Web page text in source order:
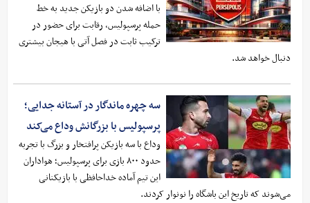
با اضافه شدن دو بازیکن جدید به خط
حمله پرسپولیس، رقابت برای حضور در
ترکیب ثابت در فصل آتی با هیجان بیشتری
دنبال خواهد شد.
سه چهره ماندگار در آستانه جدایی؛
پرسپولیس با بزرگانش وداع می‌کند
وداع با سه بازیکن پرافتخار و بزرگ با تجربه
حدود ۸۰۰ بازی برای پرسپولیس؛ هواداران
این تیم آماده خداحافظی با بازیکنانی
می‌شوند که تاریخ این باشگاه را نونوار کردند.